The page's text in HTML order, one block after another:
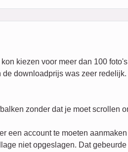
kiezen voor meer dan 100
downloadprijs was zeer redelijk.
zonder dat je moet scrollen
een account te moeten
niet opgeslagen. Dat